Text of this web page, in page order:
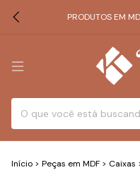
PRODUTOS EM
Início > Peças em MDF > Caixas